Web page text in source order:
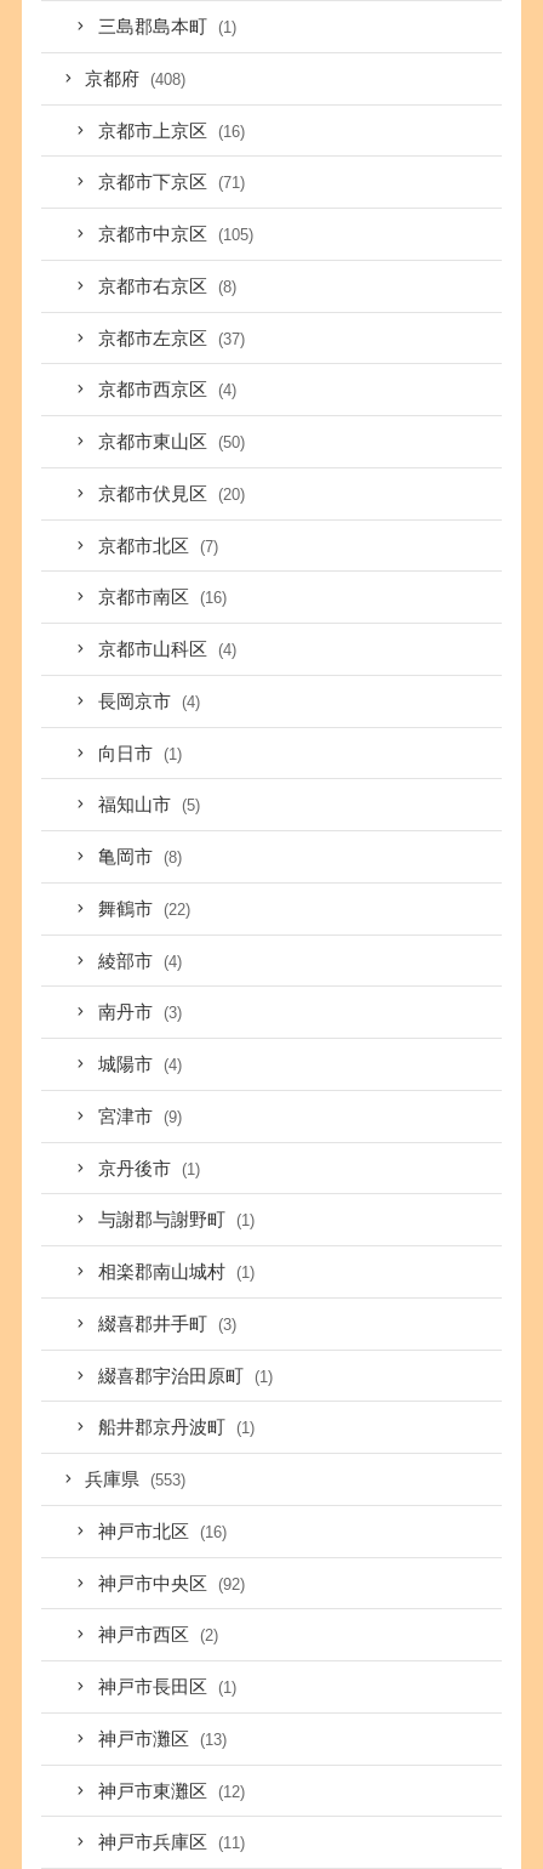
三島郡島本町 (1)
京都府 (408)
京都市上京区 (16)
京都市下京区 (71)
京都市中京区 (105)
京都市右京区 (8)
京都市左京区 (37)
京都市西京区 (4)
京都市東山区 (50)
京都市伏見区 (20)
京都市北区 (7)
京都市南区 (16)
京都市山科区 (4)
長岡京市 (4)
向日市 (1)
福知山市 (5)
亀岡市 (8)
舞鶴市 (22)
綾部市 (4)
南丹市 (3)
城陽市 (4)
宮津市 (9)
京丹後市 (1)
与謝郡与謝野町 (1)
相楽郡南山城村 (1)
綴喜郡井手町 (3)
綴喜郡宇治田原町 (1)
船井郡京丹波町 (1)
兵庫県 (553)
神戸市北区 (16)
神戸市中央区 (92)
神戸市西区 (2)
神戸市長田区 (1)
神戸市灘区 (13)
神戸市東灘区 (12)
神戸市兵庫区 (11)